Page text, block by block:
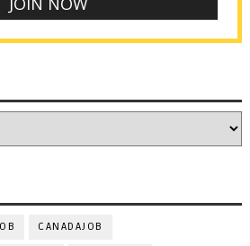
CANADAJOB